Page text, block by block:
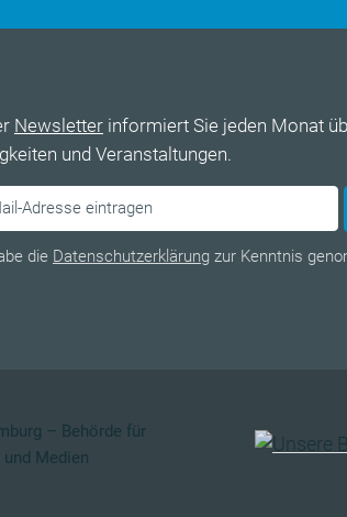
Newsletter informiert Sie jeden Monat
und Veranstaltungen.
die Datenschutzerklärung zur Kenntnis